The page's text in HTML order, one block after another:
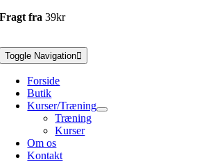
Fragt fra39kr
Toggle Navigation
Forside
Butik
Kurser/Træning
Træning
Kurser
Om os
Kontakt